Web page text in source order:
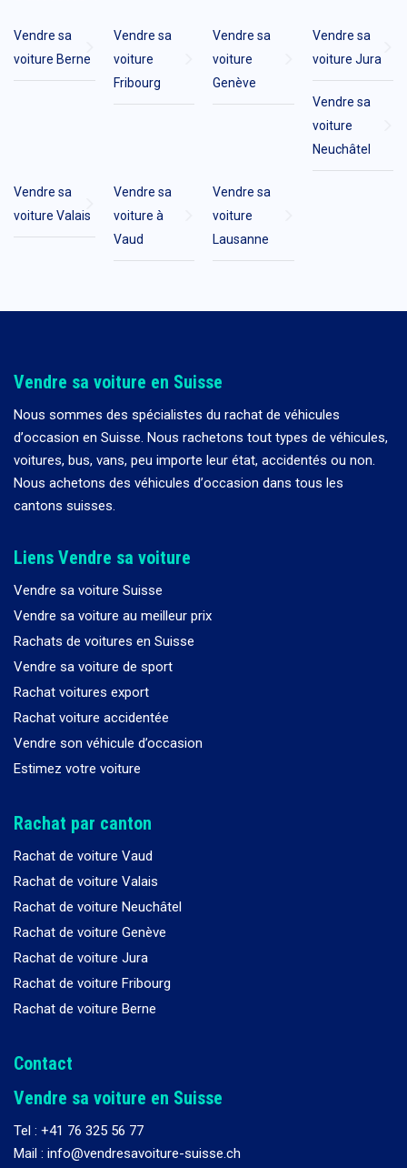
Vendre sa
voiture Berne
Vendre sa
voiture
Fribourg
Vendre sa
voiture
Genève
Vendre sa
voiture Jura
Vendre sa
voiture
Neuchâtel
Vendre sa
voiture Valais
Vendre sa
voiture à
Vaud
Vendre sa
voiture
Lausanne
Vendre sa voiture en Suisse
Nous sommes des spécialistes du rachat de véhicules
d’occasion en Suisse. Nous rachetons tout types de véhicules,
voitures, bus, vans, peu importe leur état, accidentés ou non.
Nous achetons des véhicules d’occasion dans tous les
cantons suisses.
Liens Vendre sa voiture
Vendre sa voiture Suisse
Vendre sa voiture au meilleur prix
Rachats de voitures en Suisse
Vendre sa voiture de sport
Rachat voitures export
Rachat voiture accidentée
Vendre son véhicule d’occasion
Estimez votre voiture
Rachat par canton
Rachat de voiture Vaud
Rachat de voiture Valais
Rachat de voiture Neuchâtel
Rachat de voiture Genève
Rachat de voiture Jura
Rachat de voiture Fribourg
Rachat de voiture Berne
Contact
Vendre sa voiture en Suisse
Tel : +41 76 325 56 77
Mail : info@vendresavoiture-suisse.ch